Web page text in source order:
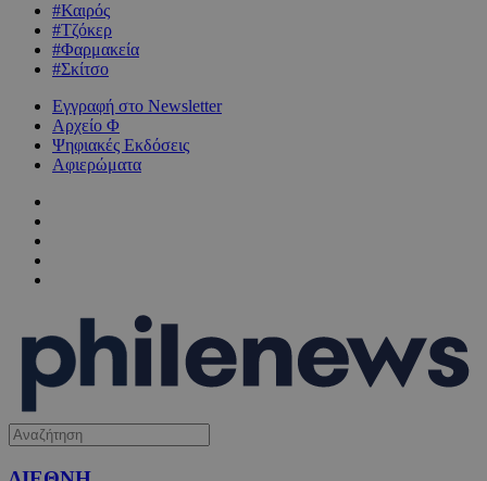
#Καιρός
#Τζόκερ
#Φαρμακεία
#Σκίτσο
Εγγραφή στο Newsletter
Αρχείο Φ
Ψηφιακές Εκδόσεις
Αφιερώματα